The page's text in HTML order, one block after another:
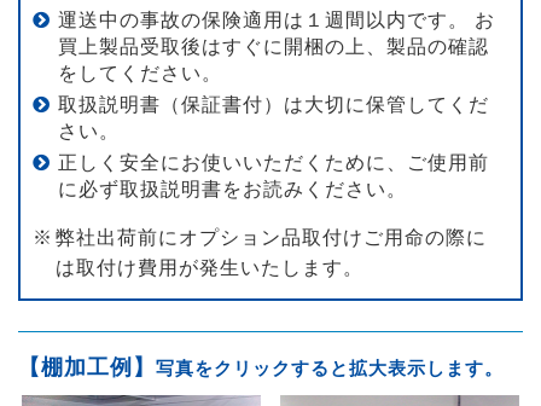
運送中の事故の保険適用は１週間以内です。 お
買上製品受取後はすぐに開梱の上、製品の確認
をしてください。
取扱説明書（保証書付）は大切に保管してくだ
さい。
正しく安全にお使いいただくために、ご使用前
に必ず取扱説明書をお読みください。
弊社出荷前にオプション品取付けご用命の際に
は取付け費用が発生いたします。
【棚加工例】 写真をクリックすると拡大表示します。